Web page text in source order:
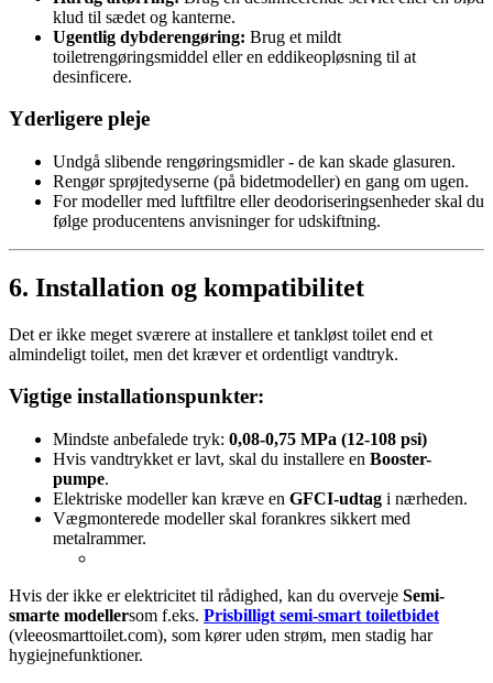
klud til sædet og kanterne.
Ugentlig dybderengøring: Brug et mildt
toiletrengøringsmiddel eller en eddikeopløsning til at
desinficere.
Yderligere pleje
Undgå slibende rengøringsmidler - de kan skade glasuren.
Rengør sprøjtedyserne (på bidetmodeller) en gang om ugen.
For modeller med luftfiltre eller deodoriseringsenheder skal du
følge producentens anvisninger for udskiftning.
6. Installation og kompatibilitet
Det er ikke meget sværere at installere et tankløst toilet end et
almindeligt toilet, men det kræver et ordentligt vandtryk.
Vigtige installationspunkter:
Mindste anbefalede tryk: 0,08-0,75 MPa (12-108 psi)
Hvis vandtrykket er lavt, skal du installere en Booster-
pumpe.
Elektriske modeller kan kræve en GFCI-udtag i nærheden.
Vægmonterede modeller skal forankres sikkert med
metalrammer.
Hvis der ikke er elektricitet til rådighed, kan du overveje Semi-
smarte modellersom f.eks. Prisbilligt semi-smart toiletbidet
(vleeosmarttoilet.com), som kører uden strøm, men stadig har
hygiejnefunktioner.